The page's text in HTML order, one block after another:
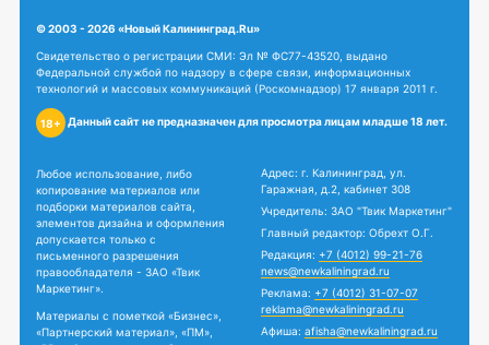
© 2003 - 2026 «Новый Калининград.Ru»
Свидетельство о регистрации СМИ: Эл № ФС77-43520, выдано
Федеральной службой по надзору в сфере связи, информационных
технологий и массовых коммуникаций (Роскомнадзор) 17 января 2011 г.
18+ Данный сайт не предназначен для просмотра лицам младше 18 лет.
Любое использование, либо
копирование материалов или
подборки материалов сайта,
элементов дизайна и оформления
допускается только с
письменного разрешения
правообладателя - ЗАО «Твик
Маркетинг».
Материалы с пометкой «Бизнес»,
«Партнерский материал», «ПМ»,
Адрес: г. Калининград, ул.
Гаражная, д.2, кабинет 308
Учредитель: ЗАО "Твик Маркетинг"
Главный редактор: Обрехт О.Г.
Редакция: +7 (4012) 99-21-76
news@newkaliningrad.ru
Реклама: +7 (4012) 31-07-07
reklama@newkaliningrad.ru
Афиша: afisha@newkaliningrad.ru